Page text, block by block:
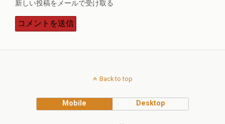
新しい投稿をメールで受け取る
Back to top
Mobile Desktop